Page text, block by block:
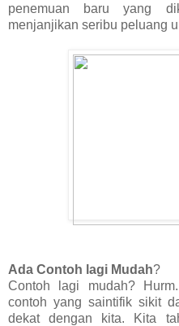
penemuan baru yang
menjanjikan seribu peluang
Ada Contoh lagi Mudah?
Contoh lagi mudah?
contoh yang saintifik sikit
dekat dengan kita. Kita